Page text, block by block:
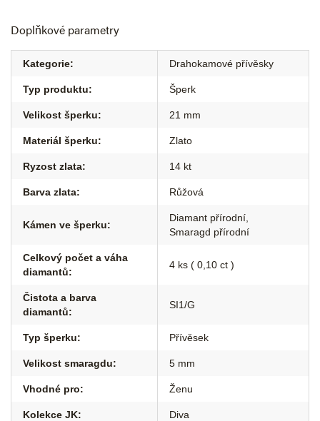
Doplňkové parametry
Kategorie: Drahokamové přívěsky
Typ produktu: Šperk
Velikost šperku: 21 mm
Materiál šperku: Zlato
Ryzost zlata: 14 kt
Barva zlata: Růžová
Kámen ve šperku:
Diamant přírodní
Smaragd přírodní
Celkový počet a váha
diamantů:
4 ks ( 0,10 ct )
Čistota a barva
diamantů:
SI1/G
Typ šperku: Přívěsek
Velikost smaragdu: 5 mm
Vhodné pro: Ženu
Kolekce JK: Diva